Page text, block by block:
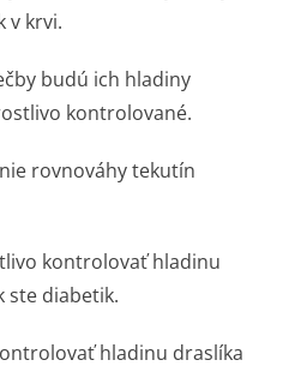
v krvi.
budú ich hladiny
kontrolované.
rovnováhy tekutín
kontrolovať hladinu
ste diabetik.
hladinu draslíka